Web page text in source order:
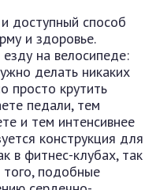
доступный способ
и здоровье.
на велосипеде:
делать никаких
просто крутить
педали, тем
и тем интенсивнее
конструкция для
в фитнес-клубах, так
подобные